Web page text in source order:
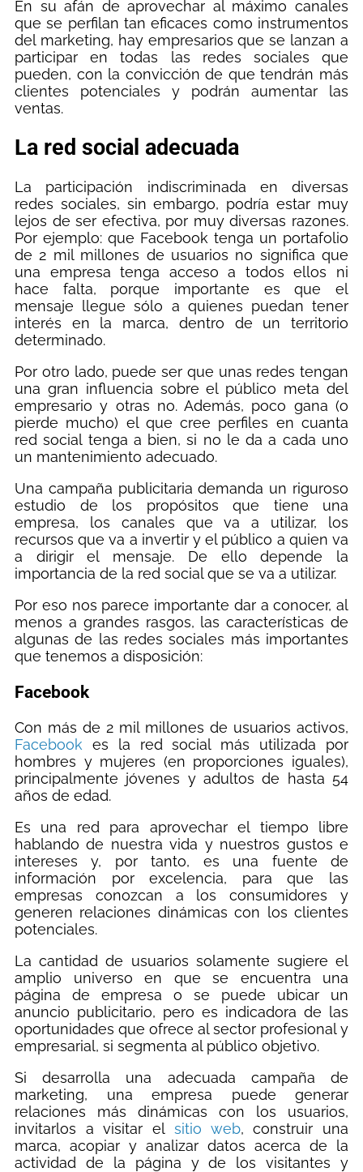
En su afán de aprovechar al máximo canales
que se perfilan tan eficaces como instrumentos
del marketing, hay empresarios que se lanzan a
participar en todas las redes sociales que
pueden, con la convicción de que tendrán más
clientes potenciales y podrán aumentar las
ventas.
La red social adecuada
La participación indiscriminada en diversas
redes sociales, sin embargo, podría estar muy
lejos de ser efectiva, por muy diversas razones.
Por ejemplo: que Facebook tenga un portafolio
de 2 mil millones de usuarios no significa que
una empresa tenga acceso a todos ellos ni
hace falta, porque importante es que el
mensaje llegue sólo a quienes puedan tener
interés en la marca, dentro de un territorio
determinado.
Por otro lado, puede ser que unas redes tengan
una gran influencia sobre el público meta del
empresario y otras no. Además, poco gana (o
pierde mucho) el que cree perfiles en cuanta
red social tenga a bien, si no le da a cada uno
un mantenimiento adecuado.
Una campaña publicitaria demanda un riguroso
estudio de los propósitos que tiene una
empresa, los canales que va a utilizar, los
recursos que va a invertir y el público a quien va
a dirigir el mensaje. De ello depende la
importancia de la red social que se va a utilizar.
Por eso nos parece importante dar a conocer, al
menos a grandes rasgos, las características de
algunas de las redes sociales más importantes
que tenemos a disposición:
Facebook
Con más de 2 mil millones de usuarios activos,
Facebook es la red social más utilizada por
hombres y mujeres (en proporciones iguales),
principalmente jóvenes y adultos de hasta 54
años de edad.
Es una red para aprovechar el tiempo libre
hablando de nuestra vida y nuestros gustos e
intereses y, por tanto, es una fuente de
información por excelencia, para que las
empresas conozcan a los consumidores y
generen relaciones dinámicas con los clientes
potenciales.
La cantidad de usuarios solamente sugiere el
amplio universo en que se encuentra una
página de empresa o se puede ubicar un
anuncio publicitario, pero es indicadora de las
oportunidades que ofrece al sector profesional y
empresarial, si segmenta al público objetivo.
Si desarrolla una adecuada campaña de
marketing, una empresa puede generar
relaciones más dinámicas con los usuarios,
invitarlos a visitar el sitio web, construir una
marca, acopiar y analizar datos acerca de la
actividad de la página y de los visitantes y